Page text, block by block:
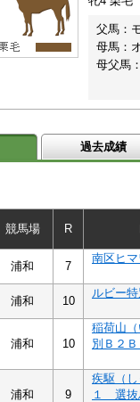
父馬：
母馬：
母父馬
過去成績
競馬場 R
浦和 7
南区ヒ
浦和 10
ルビー
浦和 10
稲荷山
別Ｂ２
浦和 9
疾駆（
１ 選抜